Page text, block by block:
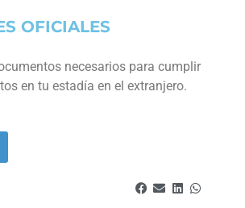
OFICIALES
necesarios para cumplir
en tu estadía en el extranjero.